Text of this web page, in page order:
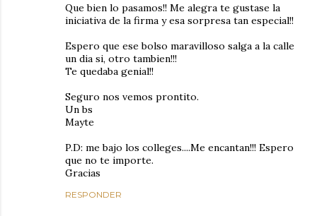
Que bien lo pasamos!! Me alegra te gustase la
iniciativa de la firma y esa sorpresa tan especial!!
Espero que ese bolso maravilloso salga a la calle
un dia si, otro tambien!!!
Te quedaba genial!!
Seguro nos vemos prontito.
Un bs
Mayte
P.D: me bajo los colleges....Me encantan!!! Espero
que no te importe.
Gracias
RESPONDER